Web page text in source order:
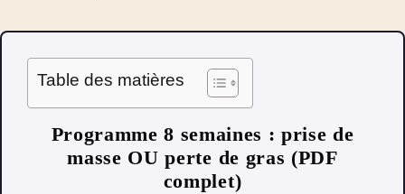
Table des matières
Programme 8 semaines : prise de
masse OU perte de gras (PDF
complet)